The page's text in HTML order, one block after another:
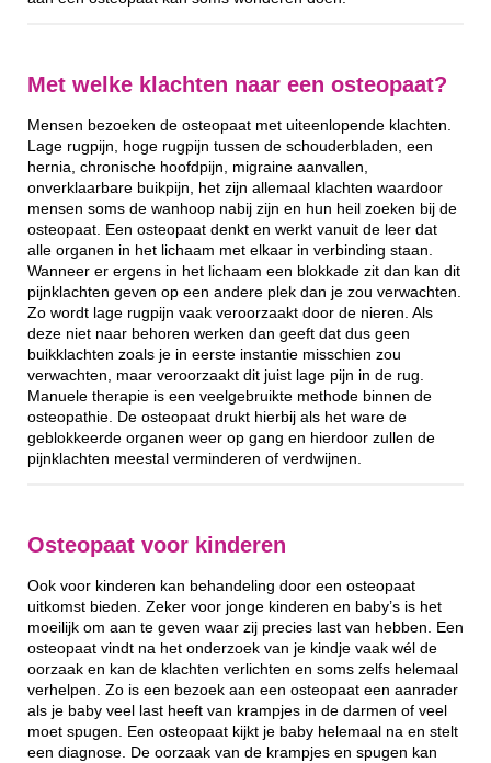
Met welke klachten naar een osteopaat?
Mensen bezoeken de osteopaat met uiteenlopende klachten.
Lage rugpijn, hoge rugpijn tussen de schouderbladen, een
hernia, chronische hoofdpijn, migraine aanvallen,
onverklaarbare buikpijn, het zijn allemaal klachten waardoor
mensen soms de wanhoop nabij zijn en hun heil zoeken bij de
osteopaat. Een osteopaat denkt en werkt vanuit de leer dat
alle organen in het lichaam met elkaar in verbinding staan.
Wanneer er ergens in het lichaam een blokkade zit dan kan dit
pijnklachten geven op een andere plek dan je zou verwachten.
Zo wordt lage rugpijn vaak veroorzaakt door de nieren. Als
deze niet naar behoren werken dan geeft dat dus geen
buikklachten zoals je in eerste instantie misschien zou
verwachten, maar veroorzaakt dit juist lage pijn in de rug.
Manuele therapie is een veelgebruikte methode binnen de
osteopathie. De osteopaat drukt hierbij als het ware de
geblokkeerde organen weer op gang en hierdoor zullen de
pijnklachten meestal verminderen of verdwijnen.
Osteopaat voor kinderen
Ook voor kinderen kan behandeling door een osteopaat
uitkomst bieden. Zeker voor jonge kinderen en baby’s is het
moeilijk om aan te geven waar zij precies last van hebben. Een
osteopaat vindt na het onderzoek van je kindje vaak wél de
oorzaak en kan de klachten verlichten en soms zelfs helemaal
verhelpen. Zo is een bezoek aan een osteopaat een aanrader
als je baby veel last heeft van krampjes in de darmen of veel
moet spugen. Een osteopaat kijkt je baby helemaal na en stelt
een diagnose. De oorzaak van de krampjes en spugen kan